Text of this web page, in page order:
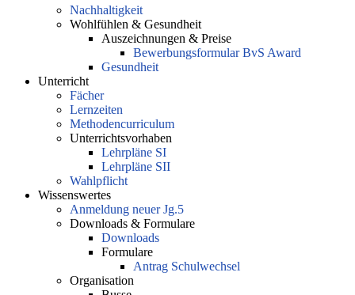
Nachhaltigkeit
Wohlfühlen & Gesundheit
Auszeichnungen & Preise
Bewerbungsformular BvS Award
Gesundheit
Unterricht
Fächer
Lernzeiten
Methodencurriculum
Unterrichtsvorhaben
Lehrpläne SI
Lehrpläne SII
Wahlpflicht
Wissenswertes
Anmeldung neuer Jg.5
Downloads & Formulare
Downloads
Formulare
Antrag Schulwechsel
Organisation